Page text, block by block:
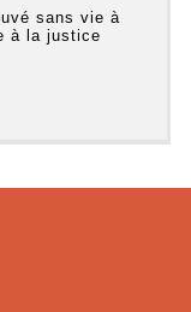
sans vie à
à la justice